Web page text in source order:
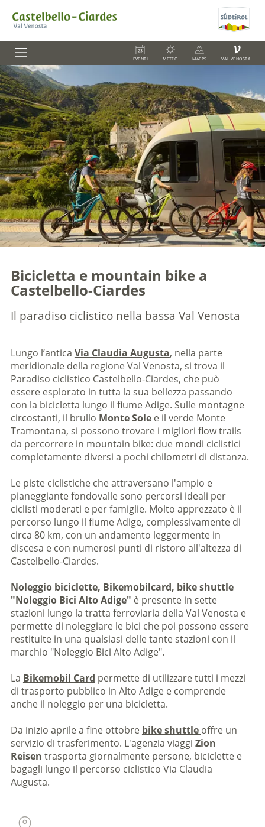
EVENTI METEO MAPPS
V
VAL VENOSTA
Bicicletta e mountain bike a
Castelbello-Ciardes
Il paradiso ciclistico nella bassa Val Venosta
Lungo l’antica Via Claudia Augusta, nella parte
meridionale della regione Val Venosta, si trova il
Paradiso ciclistico Castelbello-Ciardes, che può
essere esplorato in tutta la sua bellezza passando
con la bicicletta lungo il fiume Adige. Sulle montagne
circostanti, il brullo Monte Solee il verde Monte
Tramontana, si possono trovare i migliori flow trails
da percorrere in mountain bike: due mondi ciclistici
completamente diversi a pochi chilometri di distanza.
Le piste ciclistiche che attraversano l'ampio e
pianeggiante fondovalle sono percorsi ideali per
ciclisti moderati e per famiglie. Molto apprezzato è il
percorso lungo il fiume Adige, complessivamente di
circa 80 km, con un andamento leggermente in
discesa e con numerosi punti di ristoro all'altezza di
Castelbello-Ciardes.
Noleggio biciclette, Bikemobilcard, bike shuttle
"Noleggio Bici Alto Adige" è presente in sette
stazioni lungo la tratta ferroviaria della Val Venosta e
permette di noleggiare le bici che poi possono essere
restituite in una qualsiasi delle tante stazioni con il
marchio "Noleggio Bici Alto Adige".
La Bikemobil Card permette di utilizzare tutti i mezzi
di trasporto pubblico in Alto Adige e comprende
anche il noleggio per una bicicletta.
Da inizio aprile a fine ottobre bike shuttle offre un
servizio di trasferimento. L'agenzia viaggi Zion
Reisen trasporta giornalmente persone, biciclette e
bagagli lungo il percorso ciclistico Via Claudia
Augusta.